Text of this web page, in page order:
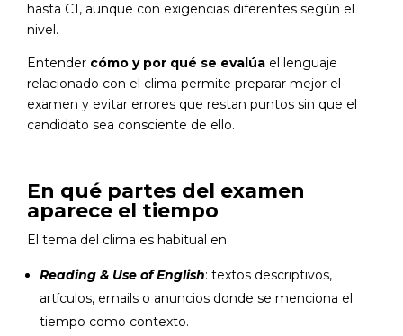
hasta C1, aunque con exigencias diferentes según el
nivel.
Entender cómo y por qué se evalúa el lenguaje
relacionado con el clima permite preparar mejor el
examen y evitar errores que restan puntos sin que el
candidato sea consciente de ello.
En qué partes del examen
aparece el tiempo
El tema del clima es habitual en:
Reading & Use of English: textos descriptivos,
artículos, emails o anuncios donde se menciona el
tiempo como contexto.